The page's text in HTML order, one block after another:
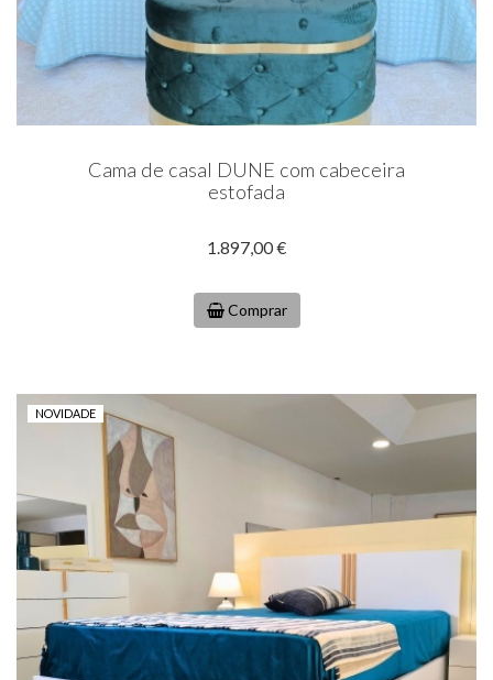
Cama de casal DUNE com cabeceira
estofada
1.897,00 €
Comprar
NOVIDADE